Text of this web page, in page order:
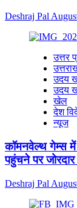
Deshraj Pal
उत्तर
उदय
उदय
खेल
देश
न्यूज
कॉमनवेल्थ गेम्स
पहुंचने पर जोरदार
Deshraj Pal